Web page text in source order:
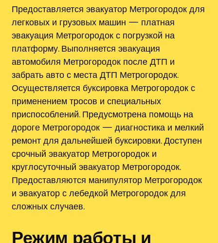
Предоставляется эвакуатор Метрогородок для
легковых и грузовых машин — платная
эвакуация Метрогородок с погрузкой на
платформу. Выполняется эвакуация
автомобиля Метрогородок после ДТП и
забрать авто с места ДТП Метрогородок.
Осуществляется буксировка Метрогородок с
применением тросов и специальных
приспособлений. Предусмотрена помощь на
дороге Метрогородок — диагностика и мелкий
ремонт для дальнейшей буксировки. Доступен
срочный эвакуатор Метрогородок и
круглосуточный эвакуатор Метрогородок.
Предоставляются манипулятор Метрогородок
и эвакуатор с лебедкой Метрогородок для
сложных случаев.
Режим работы и